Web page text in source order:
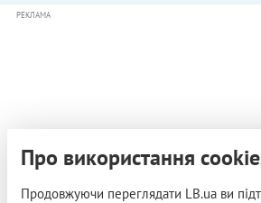
РЕКЛАМА
Про використання
Продовжуючи переглядати LB.ua ви